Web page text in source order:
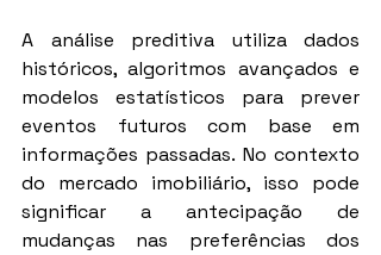
A análise preditiva utiliza dados
históricos, algoritmos avançados e
modelos estatísticos para prever
eventos futuros com base em
informações passadas. No contexto
do mercado imobiliário, isso pode
significar a antecipação de
mudanças nas preferências dos